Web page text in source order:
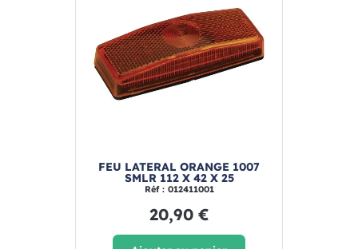
FEU LATERAL ORANGE 1007
SMLR 112 X 42 X 25
Réf : 012411001
20,90 €